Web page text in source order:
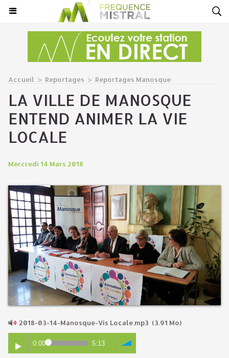
Accueil > Reportages > Reportages Manosque
LA VILLE DE MANOSQUE
ENTEND ANIMER LA VIE
LOCALE
Mercredi 14 Mars 2018
2018-03-14-Manosque-Vis Locale.mp3 (3.91 Mo)
0:00 5:13